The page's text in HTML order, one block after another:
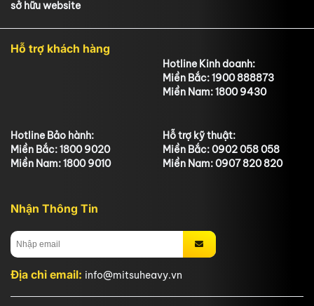
sở hữu website
Hỗ trợ khách hàng
Hotline Kinh doanh:
Miền Bắc: 1900 888873
Miền Nam: 1800 9430
Hotline Bảo hành:
Miền Bắc: 1800 9020
Miền Nam: 1800 9010
Hỗ trợ kỹ thuật:
Miền Bắc: 0902 058 058
Miền Nam: 0907 820 820
Nhận Thông Tin
Địa chỉ email: info@mitsuheavy.vn